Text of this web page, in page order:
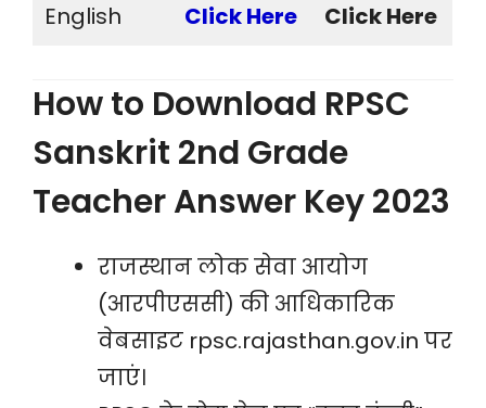
English
Click Here Click Here
How to Download RPSC
Sanskrit 2nd Grade
Teacher Answer Key 2023
राजस्थान लोक सेवा आयोग
(आरपीएससी) की आधिकारिक
वेबसाइट rpsc.rajasthan.gov.in पर
जाएं।